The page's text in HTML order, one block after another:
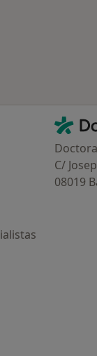
Doctoralia
C/
08019